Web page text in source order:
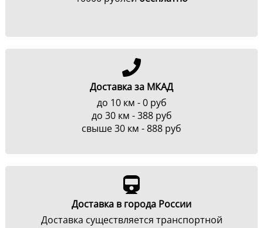
Доставка за МКАД
до 10 км - 0 руб
до 30 км - 388 руб
свыше 30 км - 888 руб
Доставка в города России
Доставка существляется транспортной